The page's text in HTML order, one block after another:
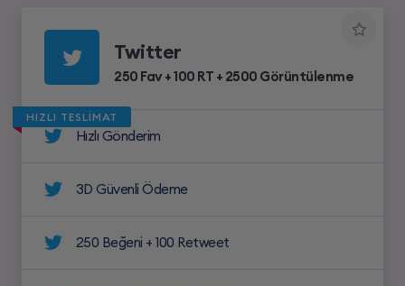
Twitter
250 Fav + 100 RT + 2500 Görüntülenme
HIZLI TESLİMAT
Hızlı Gönderim
3D Güvenli Ödeme
250 Beğeni + 100 Retweet